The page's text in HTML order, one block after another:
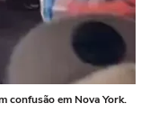
confusão em Nova York.